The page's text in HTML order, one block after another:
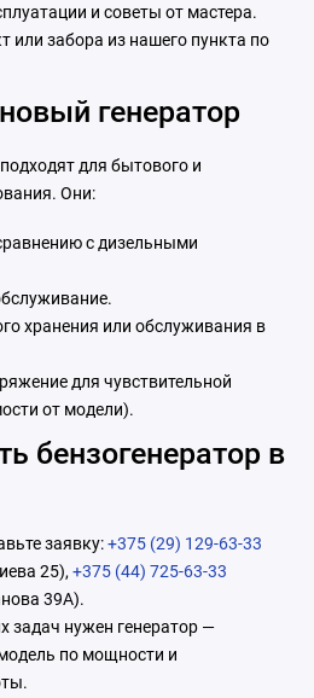
и советы от мастера.
или забора из нашего пункта по
генератор
подходят для бытового и
Они:
с дизельными
хранения или обслуживания в
для чувствительной
от модели).
бензогенератор в
заявку:+375 (29) 129-63-33
25), +375 (44) 725-63-33
39А).
задач нужен генератор —
по мощности и